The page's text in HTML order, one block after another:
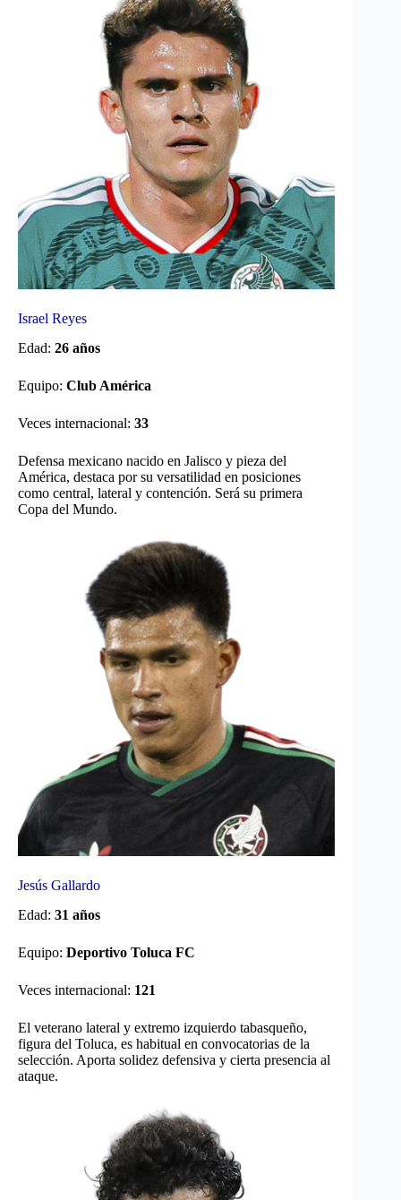
Israel Reyes
Edad: 26 años
Equipo: Club América
Veces internacional: 33
Defensa mexicano nacido en Jalisco y pieza del
América, destaca por su versatilidad en posiciones
como central, lateral y contención. Será su primera
Copa del Mundo.
Jesús Gallardo
Edad: 31 años
Equipo: Deportivo Toluca FC
Veces internacional: 121
El veterano lateral y extremo izquierdo tabasqueño,
figura del Toluca, es habitual en convocatorias de la
selección. Aporta solidez defensiva y cierta presencia al
ataque.